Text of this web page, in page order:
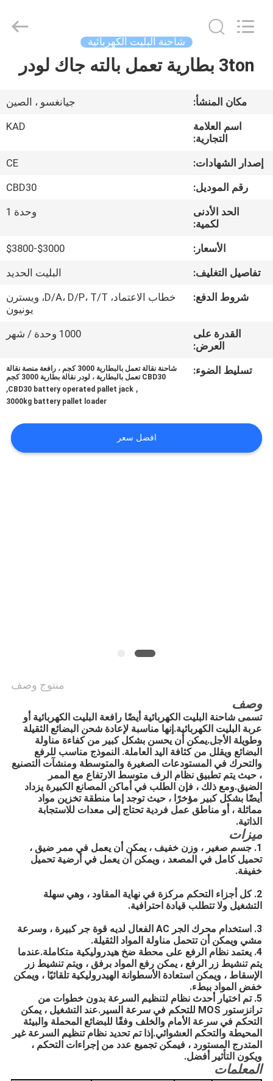
الصفحة
منتجات
أشرطة
فيديو
معلومات
جولة
المعمل
مراقبة
اتصل
بنا
Machinery
Co.,Ltd.
شاحنة البليت الكهربائية
3ton بطارية تعمل بالته جاك لودر
مكان المنشأ:
جيانغسو ، الصين
اسم العلامة
التجارية:
KAD
إصدار الشهادات:
CE
رقم الموديل:
CBD30
الحد الأدنى
لكمية:
وحدة 1
الأسعار:
$3000-$3800
تفاصيل التغليف:
البليت الحديد
شروط الدفع:
خطاب الاعتماد، D/A، D/P، T/T، ويسترن
يونيون
القدرة على
العرض:
1000 وحدة / شهر
تسليط الضوء:
شاحنة نقالة تعمل بالبطارية 3000 كجم ، رافعة منصة نقالة
CBD30 تعمل بالبطارية ، لودر نقالة بطارية 3000 كجم
,
CBD30 battery operated pallet jack
,
3000kg battery pallet loader
افضل سعر
منتوج وصف
وصف
الذاتية.
ميزات
خفيفة.
التشغيل ولا تتطلب قيادة احترافية.
مشي ويمكن أن تتحمل مناولة المواد الثقيلة.
خفض المواد ببطء.
ويكون التأثير أفضل.
المعلمات